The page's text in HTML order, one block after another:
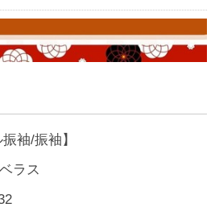
袖/振袖】
ス